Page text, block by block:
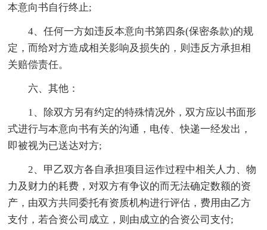
本意向书自行终止;
4、任何一方如违反本意向书第四条(保密条款)的规
定，而给对方造成相关影响及损失的，则违反方承担相
关赔偿责任。
六、其他：
1、除双方另有约定的特殊情况外，双方应以书面形
式进行与本意向书有关的沟通，电传、快递一经发出，
即被视为已送达对方;
2、甲乙双方各自承担项目运作过程中相关人力、物
力及财力的耗费，对双方有争议的而无法确定数额的资
产，由双方共同委托有资质机构进行评估，费用由乙方
支付，若合资公司成立，则由成立的合资公司支付;